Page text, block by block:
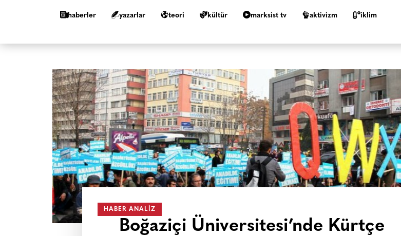
haberler yazarlar teori kültür marksist tv aktivizm i̇klim
HABER ANALIZ
Boğaziçi Üniversitesi’nde Kürtçe